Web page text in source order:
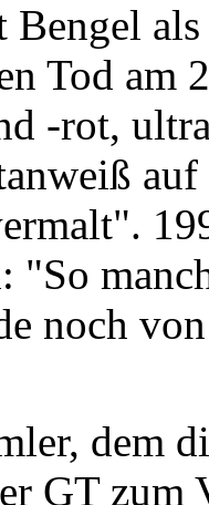
Bengel
Tod am
-rot,
"So
noch
dem
GT zum